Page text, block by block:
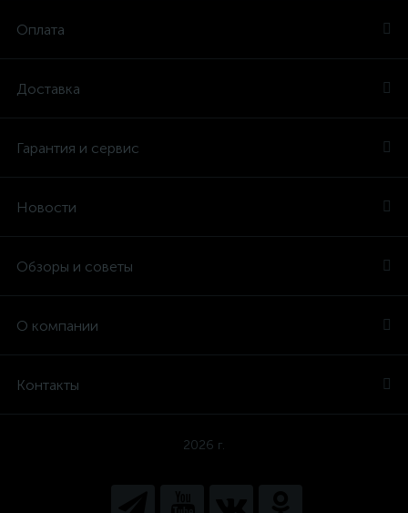
Оплата
Доставка
Гарантия и сервис
Новости
Обзоры и советы
О компании
Контакты
2026 г.